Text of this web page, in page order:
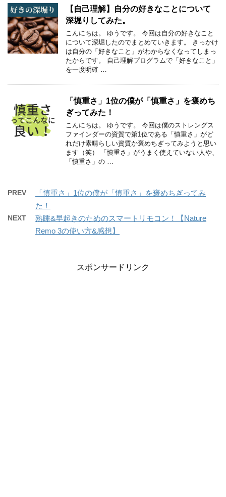
【自己理解】自分の好きなことについて
深堀りしてみた。
こんにちは。 ゆうです。 今回は自分の好きなこと
について深堀したのでまとめていきます。 きっかけ
は自分の「好きなこと」がわからなくなってしまっ
たからです。 自己理解プログラムで「好きなこと」
を一度明確 …
「慎重さ」1位の僕が「慎重さ」を褒めち
ぎってみた！
こんにちは。 ゆうです。 今回は僕のストレングス
ファインダーの資質で第1位である「慎重さ」がど
れだけ素晴らしい資質か褒めちぎってみようと思い
ます（笑） 「慎重さ」がうまく使えていない人や、
「慎重さ」の …
PREV
「慎重さ」1位の僕が「慎重さ」を褒めちぎってみ
た！
NEXT
熟睡&早起きのためのスマートリモコン！【Nature
Remo 3の使い方&感想】
スポンサードリンク